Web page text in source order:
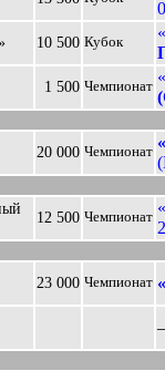
10 500 Кубок
1 500 Чемпионат
20 000 Чемпионат
12 500 Чемпионат
23 000 Чемпионат